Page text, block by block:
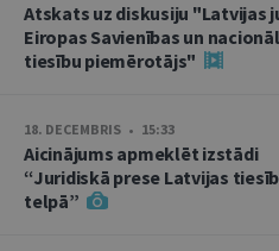
Atskats uz diskusiju "Latvijas
Eiropas Savienības un
tiesību piemērotājs"
18. DECEMBRIS • 15:33
Aicinājums apmeklēt izstādi
“Juridiskā prese Latvijas
telpā”